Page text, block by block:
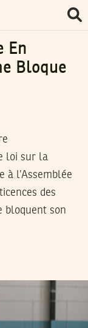
En
Bloque
loi sur la
à l’Assemblée
des
bloquent son